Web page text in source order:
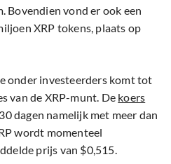
Bovendien vond er ook een
XRP tokens, plaats op
onder investeerders komt tot
van de XRP-munt. De koers
dagen namelijk met meer dan
wordt momenteel
prijs van $0,515.